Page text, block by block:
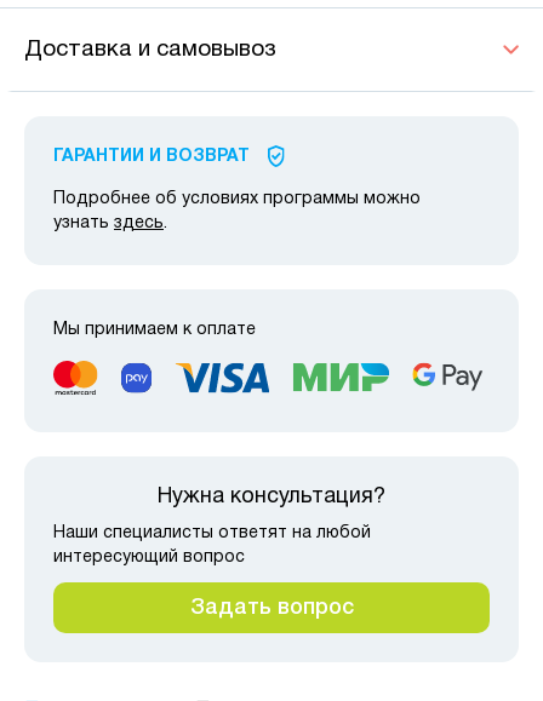
Доставка и самовывоз
ГАРАНТИИ И ВОЗВРАТ
Подробнее об условиях программы можно
узнать здесь.
Мы принимаем к оплате
Нужна консультация?
Наши специалисты ответят на любой
интересующий вопрос
Задать вопрос